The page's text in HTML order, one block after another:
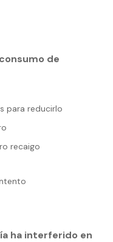
de
para reducirlo
recaigo
ha interferido en